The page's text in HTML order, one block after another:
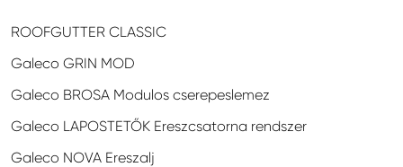
ROOFGUTTER CLASSIC
Galeco GRIN MOD
Galeco BROSA Modulos cserepeslemez
Galeco LAPOSTETŐK Ereszcsatorna rendszer
Galeco NOVA Ereszalj